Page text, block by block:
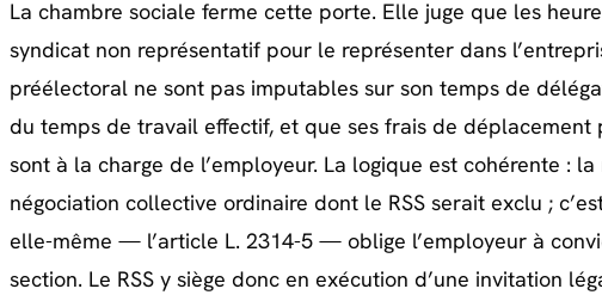
La chambre sociale ferme cette porte. Elle juge que les
syndicat non représentatif pour le représenter dans
préélectoral ne sont pas imputables sur son temps de
du temps de travail effectif, et que ses frais de déplacement
sont à la charge de l’employeur. La logique est cohérente : la
négociation collective ordinaire dont le RSS serait exclu ;
elle-même — l’article L. 2314-5 — oblige l’employeur à
section. Le RSS y siège donc en exécution d’une invitation